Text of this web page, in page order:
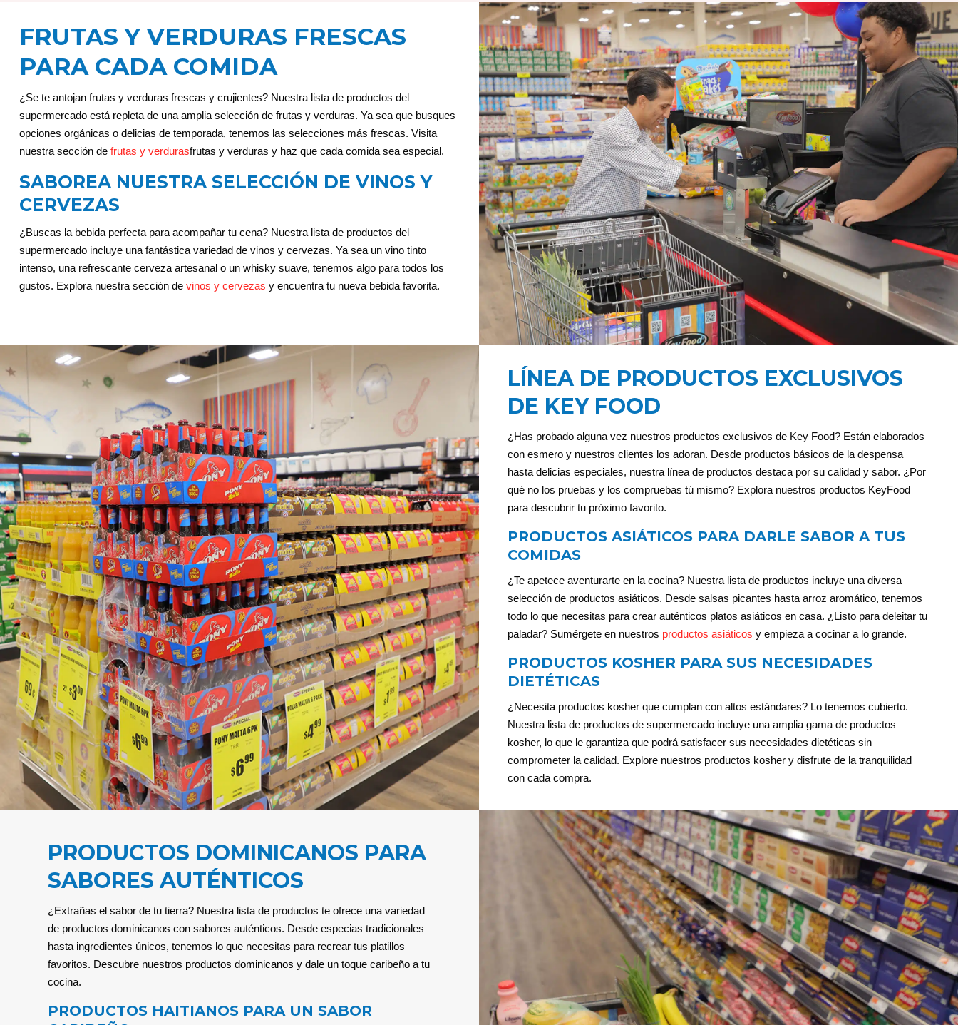
FRUTAS Y VERDURAS FRESCAS
PARA CADA COMIDA
¿Se te antojan frutas y verduras frescas y crujientes? Nuestra lista de productos del
supermercado está repleta de una amplia selección de frutas y verduras. Ya sea que busques
opciones orgánicas o delicias de temporada, tenemos las selecciones más frescas. Visita
nuestra sección de frutas y verdurasfrutas y verduras y haz que cada comida sea especial.
SABOREA NUESTRA SELECCIÓN DE VINOS Y
CERVEZAS
¿Buscas la bebida perfecta para acompañar tu cena? Nuestra lista de productos del
supermercado incluye una fantástica variedad de vinos y cervezas. Ya sea un vino tinto
intenso, una refrescante cerveza artesanal o un whisky suave, tenemos algo para todos los
gustos. Explora nuestra sección de vinos y cervezas y encuentra tu nueva bebida favorita.
LÍNEA DE PRODUCTOS EXCLUSIVOS
DE KEY FOOD
¿Has probado alguna vez nuestros productos exclusivos de Key Food? Están elaborados
con esmero y nuestros clientes los adoran. Desde productos básicos de la despensa
hasta delicias especiales, nuestra línea de productos destaca por su calidad y sabor. ¿Por
qué no los pruebas y los compruebas tú mismo? Explora nuestros productos KeyFood
para descubrir tu próximo favorito.
PRODUCTOS ASIÁTICOS PARA DARLE SABOR A TUS
COMIDAS
¿Te apetece aventurarte en la cocina? Nuestra lista de productos incluye una diversa
selección de productos asiáticos. Desde salsas picantes hasta arroz aromático, tenemos
todo lo que necesitas para crear auténticos platos asiáticos en casa. ¿Listo para deleitar tu
paladar? Sumérgete en nuestros productos asiáticos y empieza a cocinar a lo grande.
PRODUCTOS KOSHER PARA SUS NECESIDADES
DIETÉTICAS
¿Necesita productos kosher que cumplan con altos estándares? Lo tenemos cubierto.
Nuestra lista de productos de supermercado incluye una amplia gama de productos
kosher, lo que le garantiza que podrá satisfacer sus necesidades dietéticas sin
comprometer la calidad. Explore nuestros productos kosher y disfrute de la tranquilidad
con cada compra.
PRODUCTOS DOMINICANOS PARA
SABORES AUTÉNTICOS
¿Extrañas el sabor de tu tierra? Nuestra lista de productos te ofrece una variedad
de productos dominicanos con sabores auténticos. Desde especias tradicionales
hasta ingredientes únicos, tenemos lo que necesitas para recrear tus platillos
favoritos. Descubre nuestros productos dominicanos y dale un toque caribeño a tu
cocina.
PRODUCTOS HAITIANOS PARA UN SABOR